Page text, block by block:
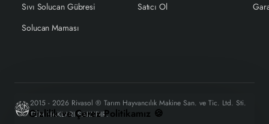
Gizlilik ve Çerez Politikamız 🍪
Sıvı Solucan Gübresi
Solucan Maması
Satıcı Ol
2015 - 2026 Rivasol ® Tarım Hayvancılık Makine San. ve Tic. Ltd. Sti.
TÜM HAKLARI SAKLIDIR.